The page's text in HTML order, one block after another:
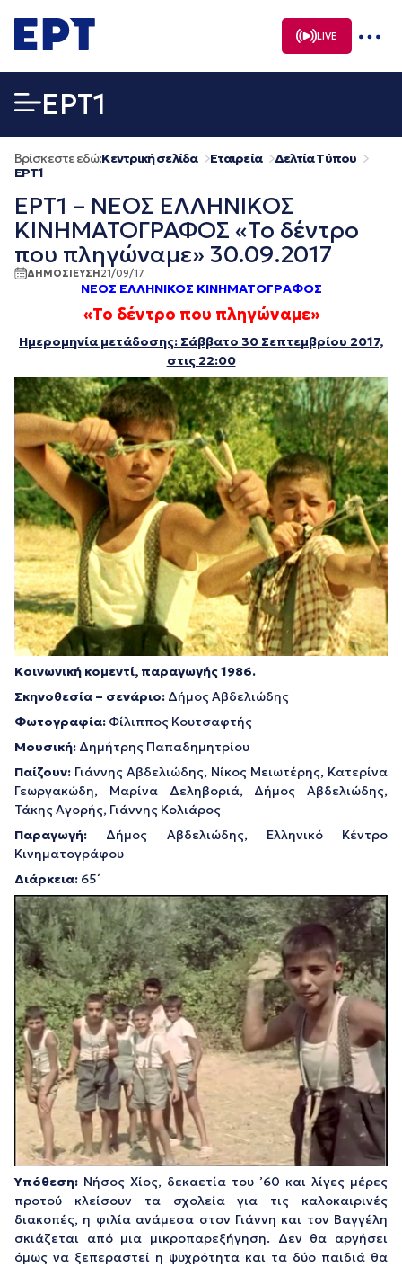
σε
περιεχόμενο
LIVE
EΡΤ1
Βρίσκεστε εδώ:Κεντρική σελίδα Εταιρεία
Δελτία Τύπου
EΡΤ1
ΕΡΤ1 – ΝΕΟΣ ΕΛΛΗΝΙΚΟΣ
ΚΙΝΗΜΑΤΟΓΡΑΦΟΣ «Το δέντρο
που πληγώναμε» 30.09.2017
ΔΗΜΟΣΙΕΥΣΗ21/09/17
ΝΕΟΣ ΕΛΛΗΝΙΚΟΣ ΚΙΝΗΜΑΤΟΓΡΑΦΟΣ
«Το δέντρο που πληγώναμε»
Ημερομηνία μετάδοσης: Σάββατο 30 Σεπτεμβρίου 2017,
στις 22:00
Κοινωνική κομεντί, παραγωγής 1986.
Σκηνοθεσία – σενάριο: Δήμος Αβδελιώδης
Φωτογραφία: Φίλιππος Κουτσαφτής
Μουσική: Δημήτρης Παπαδημητρίου
Παίζουν: Γιάννης Αβδελιώδης, Νίκος Μειωτέρης, Κατερίνα
Γεωργακώδη, Μαρίνα Δεληβοριά, Δήμος Αβδελιώδης,
Τάκης Αγορής, Γιάννης Κολιάρος
Παραγωγή: Δήμος Αβδελιώδης, Ελληνικό Κέντρο
Κινηματογράφου
Διάρκεια: 65΄
Υπόθεση: Νήσος Χίος, δεκαετία του ’60 και λίγες μέρες
προτού κλείσουν τα σχολεία για τις καλοκαιρινές
διακοπές, η φιλία ανάμεσα στον Γιάννη και τον Βαγγέλη
σκιάζεται από μια μικροπαρεξήγηση. Δεν θα αργήσει
όμως να ξεπεραστεί η ψυχρότητα και τα δύο παιδιά θα